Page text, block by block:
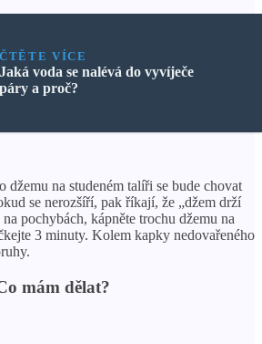
ČTĚTE VÍCE
Jaká voda se nalévá do vyvíječe
páry a proč?
džemu na studeném talíři se bude chovat
se nerozšíří, pak říkají, že „džem drží
pochybách, kápněte trochu džemu na
3 minuty. Kolem kapky nedovařeného
mám dělat?